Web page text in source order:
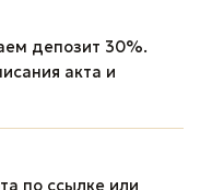
депозит 30%.
акта и
по ссылке или